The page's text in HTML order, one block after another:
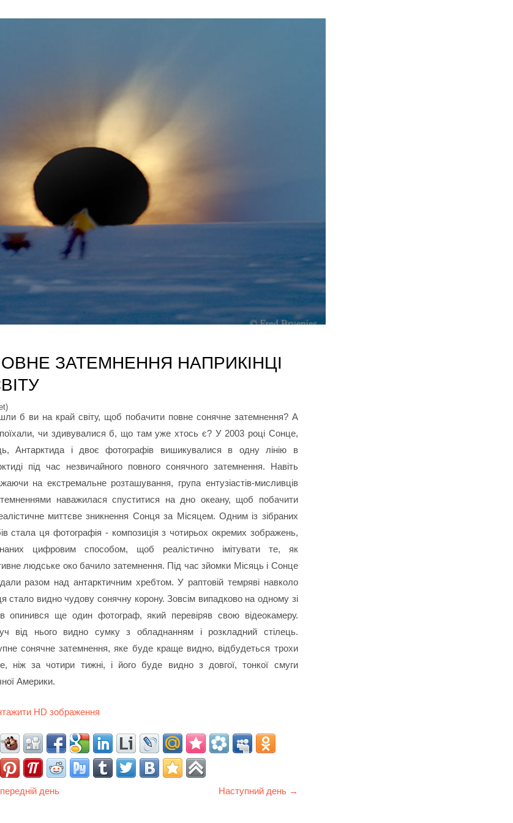
ЗАТЕМНЕННЯ НАПРИКІНЦІ
б ви на край світу, щоб побачити повне сонячне затемнення? А
чи здивувалися б, що там уже хтось є? У 2003 році Сонце,
Антарктида і двоє фотографів вишикувалися в одну лінію в
під час незвичайного повного сонячного затемнення. Навіть
на екстремальне розташування, група ентузіастів-мисливців
наважилася спуститися на дно океану, щоб побачити
миттєве зникнення Сонця за Місяцем. Одним із зібраних
стала ця фотографія - композиція з чотирьох окремих зображень,
цифровим способом, щоб реалістично імітувати те, як
людське око бачило затемнення. Під час зйомки Місяць і Сонце
разом над антарктичним хребтом. У раптовій темряві навколо
стало видно чудову сонячну корону. Зовсім випадково на одному зі
опинився ще один фотограф, який перевіряв свою відеокамеру.
від нього видно сумку з обладнанням і розкладний стілець.
сонячне затемнення, яке буде краще видно, відбудеться трохи
ніж за чотири тижні, і його буде видно з довгої, тонкої смуги
Америки.
HD зображення
день Наступний день →